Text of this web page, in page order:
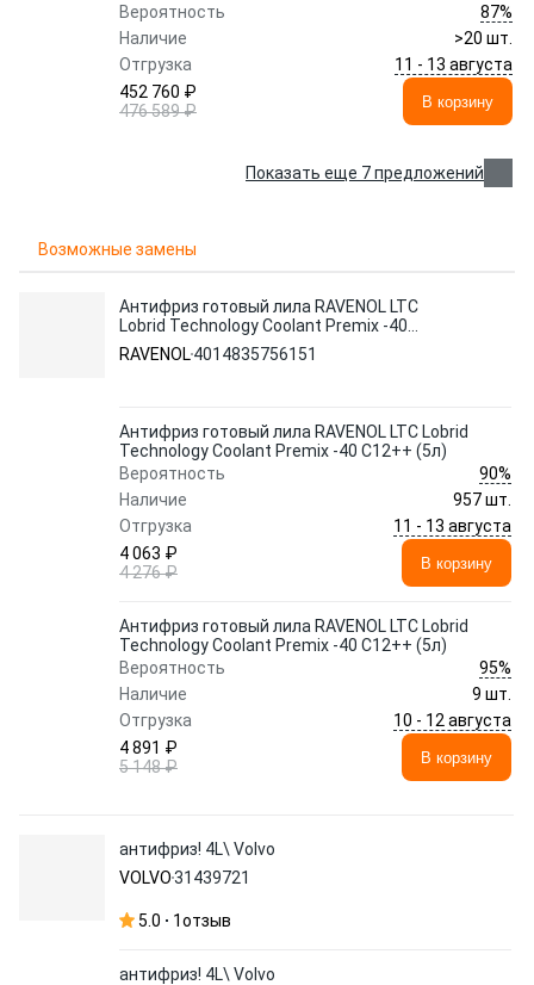
Вероятность
87%
Наличие
>20 шт.
Отгрузка
11 - 13 августа
452 760 ₽
476 589 ₽
В корзину
Показать еще 7 предложений
Возможные замены
Антифриз готовый лила RAVENOL LTC
Lobrid Technology Coolant Premix -40
C12++ (5л)
RAVENOL4014835756151
Антифриз готовый лила RAVENOL LTC Lobrid
Technology Coolant Premix -40 C12++ (5л)
Вероятность
90%
Наличие
957 шт.
Отгрузка
11 - 13 августа
4 063 ₽
4 276 ₽
В корзину
Антифриз готовый лила RAVENOL LTC Lobrid
Technology Coolant Premix -40 C12++ (5л)
Вероятность
95%
Наличие
9 шт.
Отгрузка
10 - 12 августа
4 891 ₽
5 148 ₽
В корзину
антифриз! 4L\ Volvo
VOLVO31439721
5.0 1отзыв
антифриз! 4L\ Volvo